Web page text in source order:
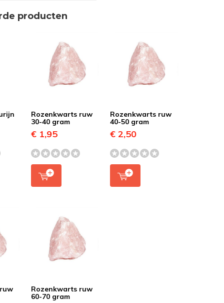
producten
Rozenkwarts ruw
30-40 gram
€ 1,95
Rozenkwarts ruw
40-50 gram
€ 2,50
Rozenkwarts ruw
60-70 gram